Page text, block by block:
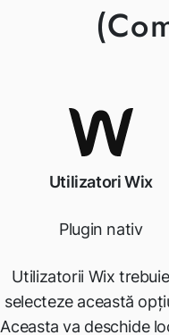
Utilizatori Wix
Plugin nativ
Utilizatorii Wix
selecteze această
Aceasta va deschide